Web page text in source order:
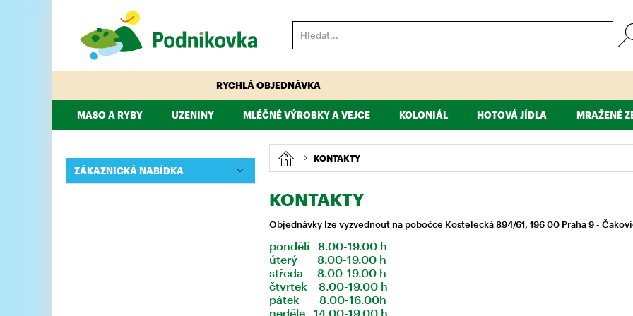
RYCHLÁ OBJEDNÁVKA
MASO A RYBY
KUŘECÍ, KRŮTÍ A KRÁLIČÍ DROBY POLOTOVARY RYBY
UZENINY
PÁRKY, KLOBÁSY, ŠPEKÁČKY SALÁMY ŠUNKY UZENÁ MASA, SLANINY KRÁJENÁ
MLÉČNÉ VÝROBKY A VEJCE
MAJONÉZY, DRESSINGY, TATARSKÉ OMÁČKY SÝRY A PODOBNÉ VÝROBKY
KOLONIÁL
MOUKY, CUKRY, ŠKROBY, KRUPICE, PŘÍSADY NA
HOTOVÁ JÍDLA
ČESKÁ KUCHYNĚ ČERSTVÉ
MRAŽENÉ
OVOCE A
ZÁKAZNICKÁ NABÍDKA
KONTAKTY
KONTAKTY
Objednávky lze vyzvednout na pobočce Kostelecká 894/61, 196 00 Praha 9 -
pondělí 8.00-19.00 h
úterý 8.00-19.00 h
středa 8.00-19.00 h
čtvrtek 8.00-19.00 h
pátek 8.00-16.00h
neděle 14.00-19.00 h